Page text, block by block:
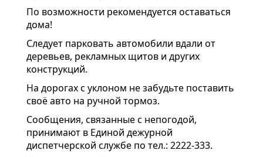
По возможности рекомендуется оставаться
дома!
Следует парковать автомобили вдали от
деревьев, рекламных щитов и других
конструкций.
На дорогах с уклоном не забудьте поставить
своё авто на ручной тормоз.
Сообщения, связанные с непогодой,
принимают в Единой дежурной
диспетчерской службе по тел.: 2222-333.